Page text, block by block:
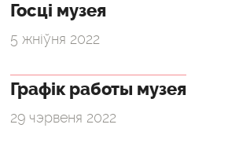
Госці музея
5 жніўня 2022
Графік работы музея
29 чэрвеня 2022